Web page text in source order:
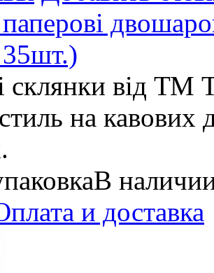
склянки від ТМ
на кавових
В
и доставка